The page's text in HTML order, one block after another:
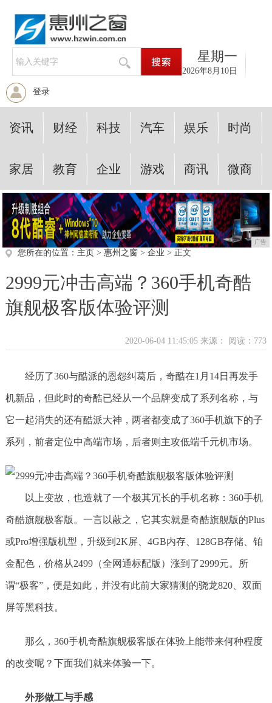
星期一
2026年8月10日
登录
资讯 财经 科技 汽车 娱乐 时尚
家居 教育 企业 游戏 商讯 微商
广告
您所在的位置： 主页 > 惠州之窗> 企业 > 正文
2999元冲击高端？360手机奇酷
旗舰极客版体验评测
2020-06-04 11:45:05 来源： 阅读：773
经历了360与酷派的恩怨纠葛后，奇酷在1月14日再发手
机新品，但此时的奇酷已经从一个品牌变成了系列名称，与
它一起消失的还有酷派大神，两者都变成了360手机旗下的子
系列，前者定位中高端市场，后者则主攻低端千元机市场。
以上变故，也造就了一个极其冗长的手机名称：360手机
奇酷旗舰极客版。一言以蔽之，它其实就是奇酷旗舰版的Plus
或Pro增强版机型，升级到2K屏、4GB内存、128GB存储、铂
金配色，价格从2499（全网通标配版）涨到了2999元。所
谓“极客”，便是如此，并没有此前大家猜测的骁龙820、双面
屏等黑科技。
那么，360手机奇酷旗舰极客版在体验上能带来何种程度
的改变呢？下面我们就来体验一下。
外形做工与手感